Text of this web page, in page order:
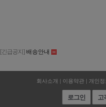
[긴급공지] 배송안내
회사소개 | 이용약관 | 개인
로그인 고